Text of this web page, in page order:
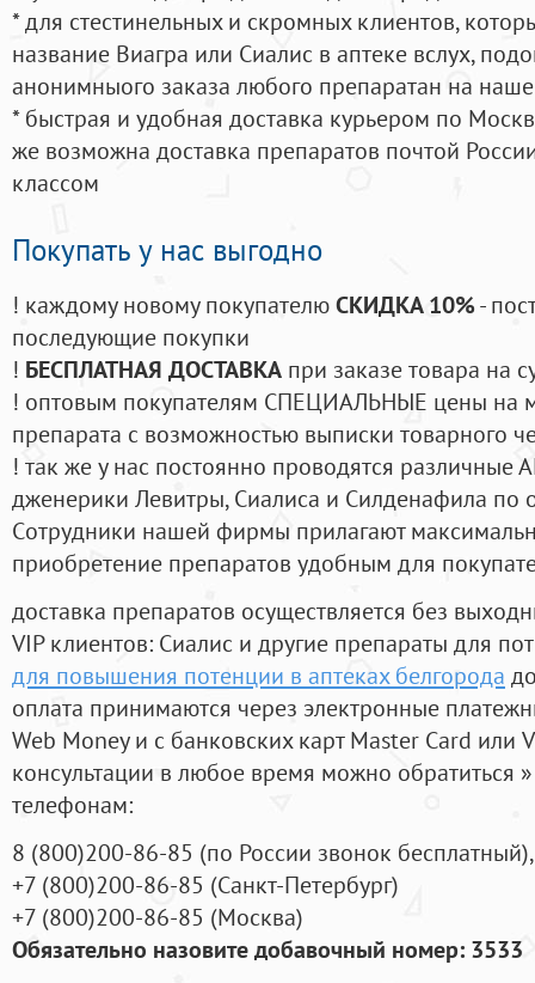
* для стестинельных и скромных клиентов,
название Виагра или Сиалис в аптеке вслух,
анонимныого заказа любого препаратан на
* быстрая и удобная доставка курьером по
же возможна доставка препаратов почтой
классом
Покупать у нас выгодно
! каждому новому покупателюСКИДКА 10%-
последующие покупки
! БЕСПЛАТНАЯ ДОСТАВКА при заказе товара на
! оптовым покупателям СПЕЦИАЛЬНЫЕ цены на
препарата с возможностью выписки товарного
! так же у нас постоянно проводятся
дженерики Левитры, Сиалиса и Силденафила по
Cотрудники нашей фирмы прилагают
приобретение препаратов удобным для
доставка препаратов осуществляется без
VIP клиентов: Сиалис и другие препараты для
для повышения потенции в аптеках белгорода
оплата принимаются через электронные
Web Money и с банковских карт Master Card или
консультации в любое время можно обратиться
телефонам:
8 (800)200-86-85 (по России звонок бесплатный),
+7 (800)200-86-85 (Санкт-Петербург)
+7 (800)200-86-85 (Москва)
Обязательно назовите добавочный номер: 3533